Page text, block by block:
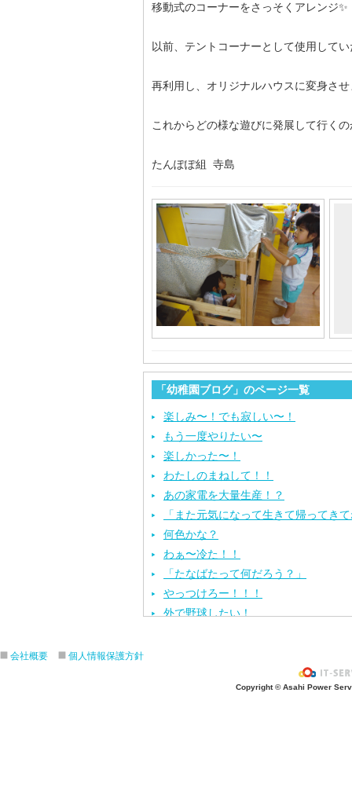
移動式のコーナーをさっそくアレンジ✨
以前、テントコーナーとして使用して
再利用し、オリジナルハウスに変身さ
これからどの様な遊びに発展して行く
たんぽぽ組 寺島
「幼稚園ブログ」のページ一覧
楽しみ〜！でも寂しい〜！
もう一度やりたい〜
楽しかった〜！
わたしのまねして！！
あの家電を大量生産！？
「また元気になって生きて帰ってき
何色かな？
わぁ〜冷た！！
「たなばたって何だろう？」
やっつけろー！！！
外で野球したい！
あの先生はだ〜れ？
会社概要 個人情報保護方針
Copyright © Asahi Power